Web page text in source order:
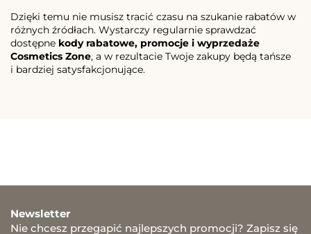
Dzięki temu nie musisz tracić czasu na szukanie rabatów w
różnych źródłach. Wystarczy regularnie sprawdzać
dostępne kody rabatowe, promocje i wyprzedaże
Cosmetics Zone, a w rezultacie Twoje zakupy będą tańsze
i bardziej satysfakcjonujące.
Newsletter
Nie chcesz przegapić najlepszych promocji? Zapisz się